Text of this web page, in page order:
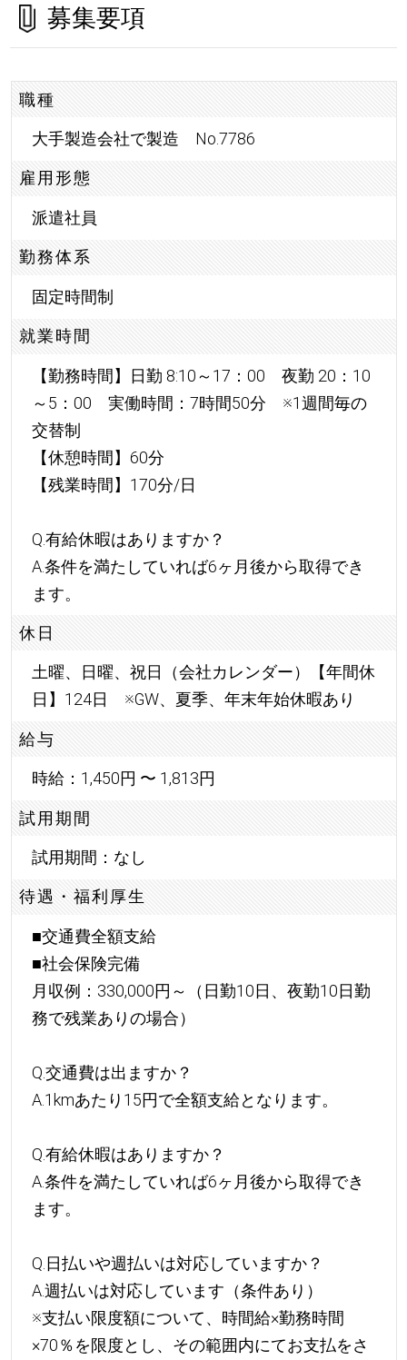
募集要項
職種
大手製造会社で製造 No.7786
雇用形態
派遣社員
勤務体系
固定時間制
就業時間
【勤務時間】日勤 8:10～17：00 夜勤 20：10
～5：00 実働時間：7時間50分 ※1週間毎の
交替制
【休憩時間】60分
【残業時間】170分/日
Q.有給休暇はありますか？
A.条件を満たしていれば6ヶ月後から取得でき
ます。
休日
土曜、日曜、祝日（会社カレンダー）【年間休
日】124日 ※GW、夏季、年末年始休暇あり
給与
時給：1,450円 〜 1,813円
試用期間
試用期間：なし
待遇・福利厚生
■交通費全額支給
■社会保険完備
月収例：330,000円～（日勤10日、夜勤10日勤
務で残業ありの場合）
Q.交通費は出ますか？
A.1kmあたり15円で全額支給となります。
Q.有給休暇はありますか？
A.条件を満たしていれば6ヶ月後から取得でき
ます。
Q.日払いや週払いは対応していますか？
A.週払いは対応しています（条件あり）
※支払い限度額について、時間給×勤務時間
×70％を限度とし、その範囲内にてお支払をさ